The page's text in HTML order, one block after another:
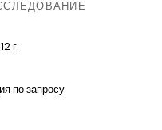
г.
по запросу